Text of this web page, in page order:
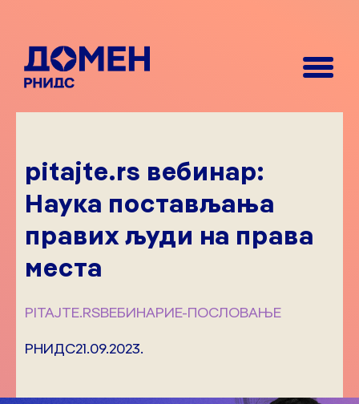
pitajte.rs вебинар:
Наука постављања
правих људи на права
места
PITAJTE.RSВЕБИНАРИЕ-ПОСЛОВАЊЕ
РНИДС21.09.2023.